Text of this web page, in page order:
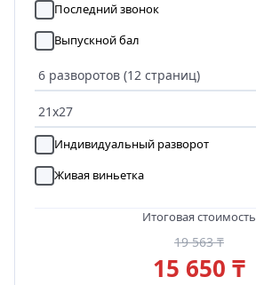
Последний звонок
Выпускной бал
Индивидуальный разворот
Живая виньетка
Итоговая стоимость
19 563 ₸
15 650 ₸